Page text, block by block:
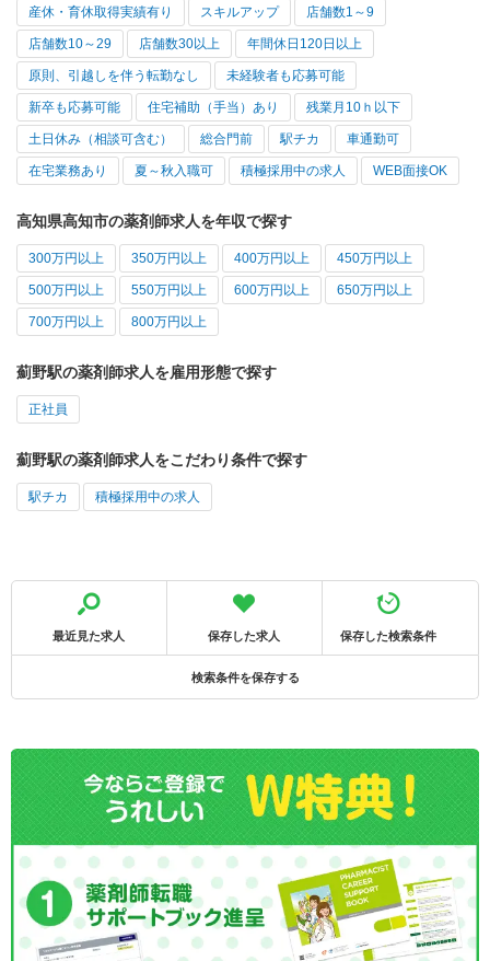
産休・育休取得実績有り スキルアップ 店舗数1～9
店舗数10～29 店舗数30以上 年間休日120日以上
原則、引越しを伴う転勤なし 未経験者も応募可能
新卒も応募可能 住宅補助（手当）あり 残業月10ｈ以下
土日休み（相談可含む） 総合門前 駅チカ 車通勤可
在宅業務あり 夏～秋入職可 積極採用中の求人 WEB面接OK
高知県高知市の薬剤師求人を年収で探す
300万円以上 350万円以上 400万円以上 450万円以上
500万円以上 550万円以上 600万円以上 650万円以上
700万円以上 800万円以上
薊野駅の薬剤師求人を雇用形態で探す
正社員
薊野駅の薬剤師求人をこだわり条件で探す
駅チカ 積極採用中の求人
最近見た求人 保存した求人 保存した検索条件
検索条件を保存する